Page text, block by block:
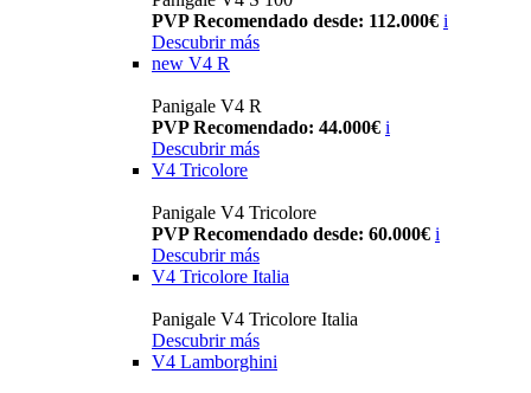
PVP Recomendado desde: 112.000€ i
Descubrir más
new V4 R
Panigale V4 R
PVP Recomendado: 44.000€ i
Descubrir más
V4 Tricolore
Panigale V4 Tricolore
PVP Recomendado desde: 60.000€ i
Descubrir más
V4 Tricolore Italia
Panigale V4 Tricolore Italia
Descubrir más
V4 Lamborghini